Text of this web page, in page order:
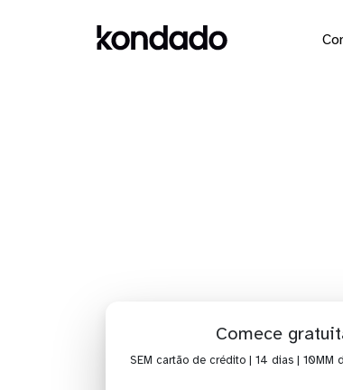
Comece
SEM cartão de crédito | 14 dias | 10MM